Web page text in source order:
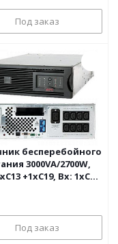
Под заказ
бесперебойного
3000VA/2700W,
+1хC19, Вх: 1хC20,
Под заказ